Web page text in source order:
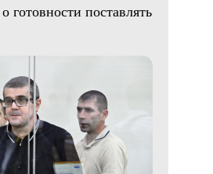
готовности поставлять